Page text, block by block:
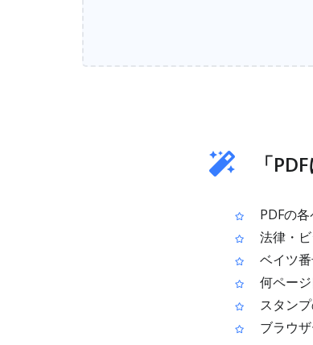
「
PDFの
法律・
ベイツ
何ペー
スタン
ブラウ